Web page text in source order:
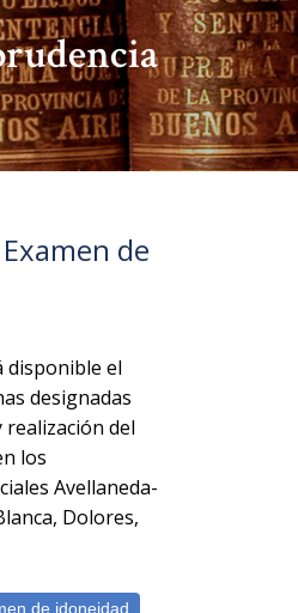
de
disponible el
designadas
del
los
Avellaneda-
Dolores,